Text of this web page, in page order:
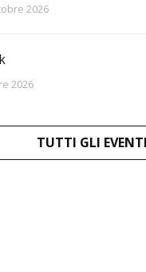
2026
2026
TUTTI GLI EVENTI